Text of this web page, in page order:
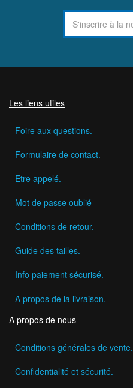
Les liens utiles
Foire aux questions.
Formulaire de contact.
Etre appelé.
Mot de passe oublié
Conditions de retour.
Guide des tailles.
Info paiement sécurisé.
A propos de la livraison.
A propos de nous
Conditions générales de vente.
Confidentialité et sécurité.